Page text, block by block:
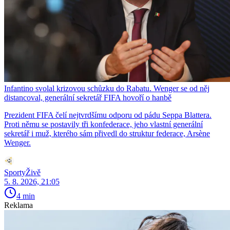
Infantino svolal krizovou schůzku do Rabatu. Wenger se od něj
distancoval, generální sekretář FIFA hovoří o hanbě
Prezident FIFA čelí nejtvrdšímu odporu od pádu Seppa Blattera.
Proti němu se postavily tři konfederace, jeho vlastní generální
sekretář i muž, kterého sám přivedl do struktur federace, Arsène
Wenger.
SportyŽivě
5. 8. 2026, 21:05
4 min
Reklama